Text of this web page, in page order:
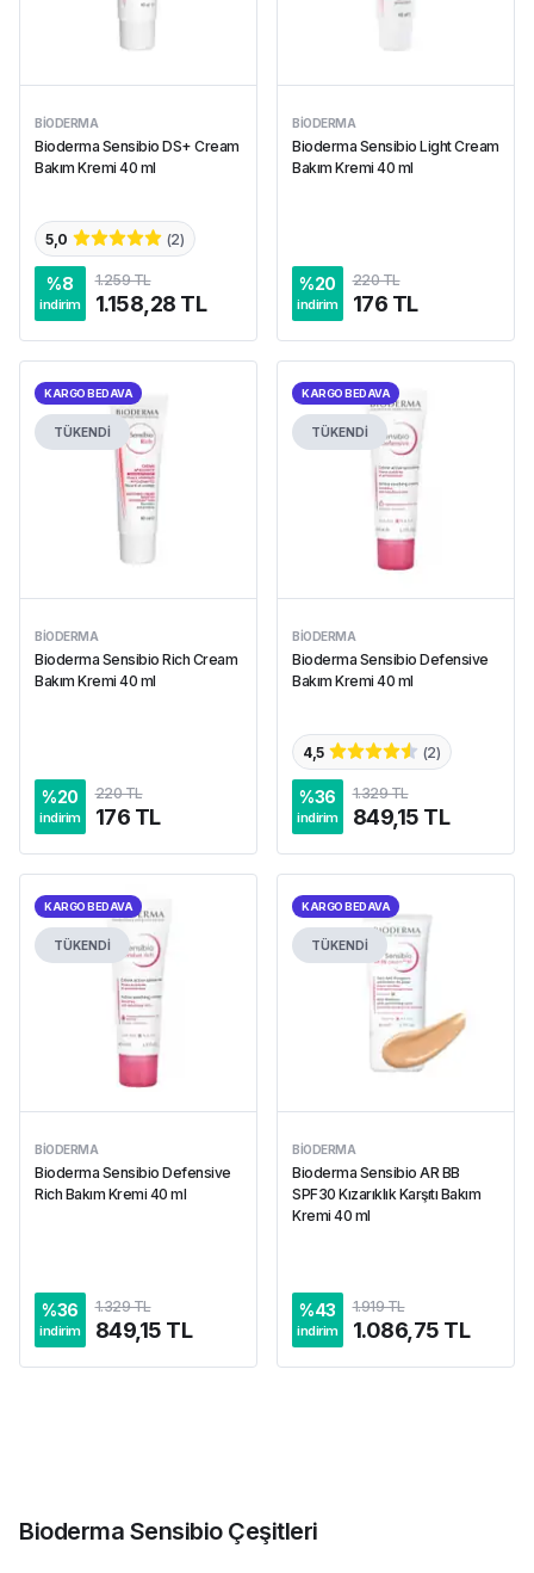
BIODERMA
Bioderma Sensibio DS+ Cream
Bakım Kremi 40 ml
5,0 (2)
%8
indirim
1.259 TL
1.158,28 TL
BIODERMA
Bioderma Sensibio Light Cream
Bakım Kremi 40 ml
%20
indirim
220 TL
176 TL
KARGO BEDAVA
TÜKENDİ
BIODERMA
Bioderma Sensibio Rich Cream
Bakım Kremi 40 ml
%20
indirim
220 TL
176 TL
KARGO BEDAVA
TÜKENDİ
BIODERMA
Bioderma Sensibio Defensive
Bakım Kremi 40 ml
4,5 (2)
%36
indirim
1.329 TL
849,15 TL
KARGO BEDAVA
TÜKENDİ
BIODERMA
Bioderma Sensibio Defensive
Rich Bakım Kremi 40 ml
%36
indirim
1.329 TL
849,15 TL
KARGO BEDAVA
TÜKENDİ
BIODERMA
Bioderma Sensibio AR BB
SPF30 Kızarıklık Karşıtı Bakım
Kremi 40 ml
%43
indirim
1.919 TL
1.086,75 TL
Bioderma Sensibio Çeşitleri